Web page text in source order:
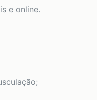
e online.